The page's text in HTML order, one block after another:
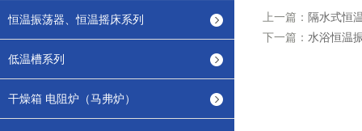
恒温振荡器、恒温摇床系列
低温槽系列
干燥箱 电阻炉（马弗炉）
上一篇： 隔水式恒
下一篇： 水浴恒温